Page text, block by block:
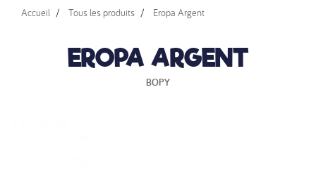
Accueil Tous les produits Eropa Argent
EROPA ARGENT
BOPY